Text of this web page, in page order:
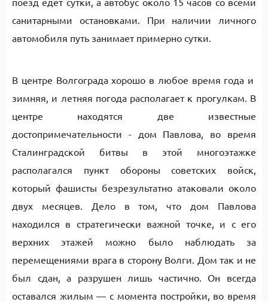
санитарными остановками. При наличии личного
автомобиля путь занимает примерно сутки.
В центре Волгограда хорошо в любое время года и
зимняя, и летняя погода располагает к прогулкам. В
центре находятся две известные
достопримечательности - дом Павлова, во время
Сталинградской битвы в этой многоэтажке
располагался пункт обороны советских войск,
который фашисты безрезультатно атаковали около
двух месяцев. Дело в том, что дом Павлова
находился в стратегически важной точке, и с его
верхних этажей можно было наблюдать за
перемещениями врага в сторону Волги. Дом так и не
был сдан, а разрушен лишь частично. Он всегда
оставался жилым — с момента постройки, во время